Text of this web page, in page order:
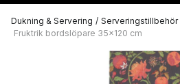
Dukning & Servering / Serveringstillbehör
Fruktrik bordslöpare 35x120 cm